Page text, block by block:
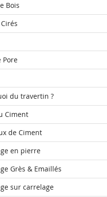
Bois
Pore
du travertin ?
Ciment
de Ciment
en pierre
Grès & Emaillés
sur carrelage